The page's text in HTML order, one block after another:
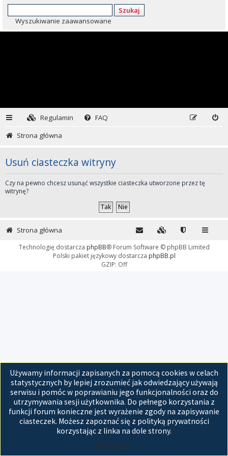
Szukaj
Wyszukiwanie zaawansowane
Regulamin
FAQ
Strona główna
Usuń ciasteczka witryny
Czy na pewno chcesz usunąć wszystkie ciasteczka utworzone przez tę
witrynę?
Używamy informacji zapisanych za pomocą cookies w celach
statystycznych by lepiej zrozumieć jak odwiedzający używają
serwisu i pomóc w poprawianiu jego funkcjonalności oraz do
utrzymywania sesji użytkownika. Do pełnego korzystania z
funkcji forum konieczne jest wyrażenie zgody na zapisywanie
ciasteczek. Możesz zapoznać się z polityką prywatności
korzystając z linka na dole strony.
Akceptuję
Strona główna
Technologię dostarcza phpBB® Forum Software © phpBB Limited
Polski pakiet językowy dostarcza phpBB.pl
GZIP: Off